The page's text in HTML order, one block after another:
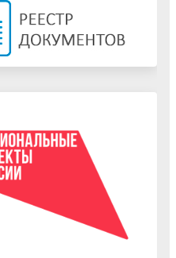
архитектуры и
градостроительства